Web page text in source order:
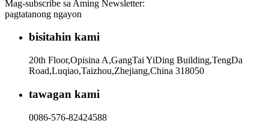
Mag-subscribe sa Aming Newsletter:
pagtatanong ngayon
bisitahin kami
20th Floor,Opisina A,GangTai YiDing Building,TengDa
Road,Luqiao,Taizhou,Zhejiang,China 318050
tawagan kami
0086-576-82424588